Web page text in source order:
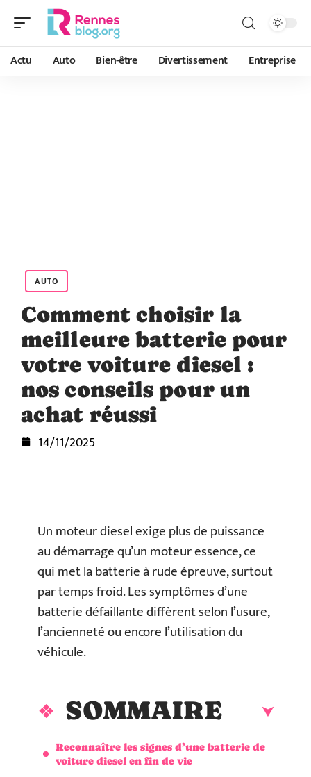
Actu Auto Bien-être Divertissement Entreprise
AUTO
Comment choisir la
meilleure batterie pour
votre voiture diesel :
nos conseils pour un
achat réussi
14/11/2025
Un moteur diesel exige plus de puissance
au démarrage qu’un moteur essence, ce
qui met la batterie à rude épreuve, surtout
par temps froid. Les symptômes d’une
batterie défaillante diffèrent selon l’usure,
l’ancienneté ou encore l’utilisation du
véhicule.
SOMMAIRE
Reconnaître les signes d’une batterie de
voiture diesel en fin de vie